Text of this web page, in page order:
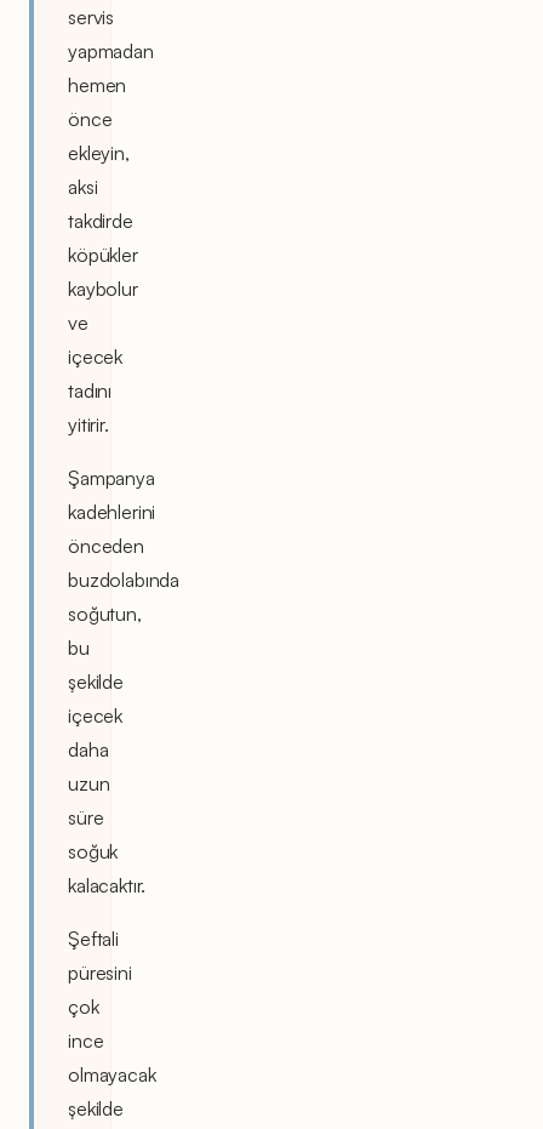
servis
yapmadan
hemen
önce
ekleyin,
aksi
takdirde
köpükler
kaybolur
ve
içecek
tadını
yitirir.
Şampanya
kadehlerini
önceden
buzdolabında
soğutun,
bu
şekilde
içecek
daha
uzun
süre
soğuk
kalacaktır.
Şeftali
püresini
çok
ince
olmayacak
şekilde